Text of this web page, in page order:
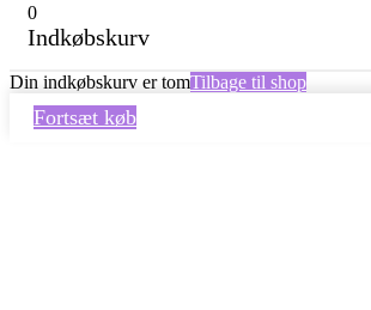
0
Indkøbskurv
Din indkøbskurv er tomTilbage til shop
Fortsæt køb